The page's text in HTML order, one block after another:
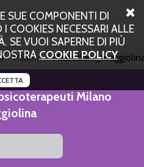
SUE COMPONENTI DI
COOKIES NECESSARI ALLE
SE VUOI SAPERNE DI PIÙ
COOKIE POLICY
Milano
Milano